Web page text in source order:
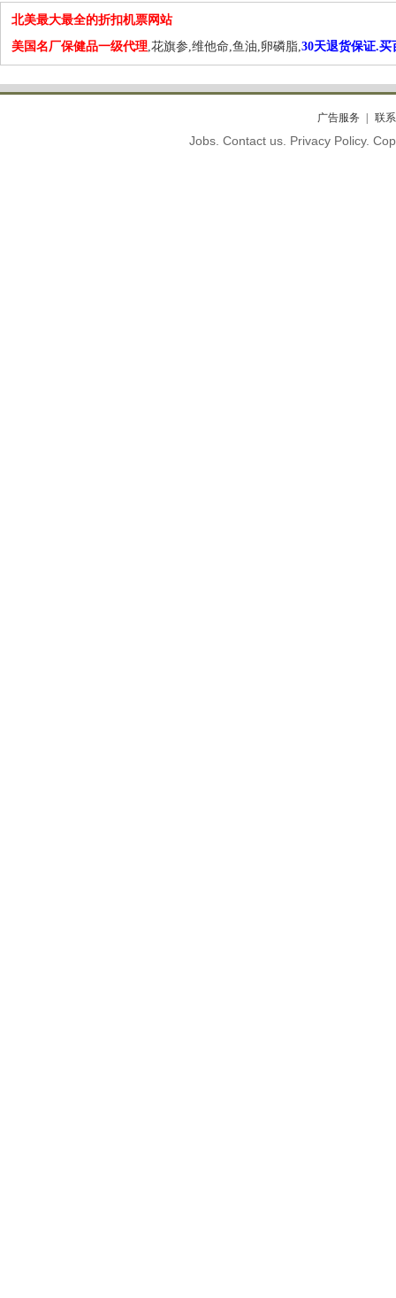
北美最大最全的折扣机票网站
美国名厂保健品一级代理,花旗参,维他命,鱼油,卵磷脂,30天退货保证.买
广告服务 联
Jobs. Contact us. Privacy Policy.